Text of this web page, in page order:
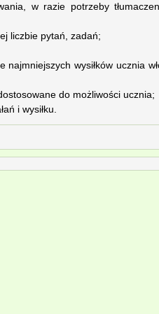
w razie potrzeby
liczbie pytań, zadań;
wysiłków ucznia
do możliwości ucznia;
i wysiłku.